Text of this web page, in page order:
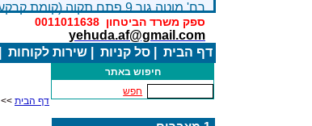
רח' מוטה גור 9 פתח תקוה (קומת קרקע, מאחורי בניין Bׂ )
ספק משרד הביטחון 0011011638
yehuda.af@gmail.com
דף הבית סל קניות שירות לקוחות
חיפוש באתר
חפש
דף הבית >>